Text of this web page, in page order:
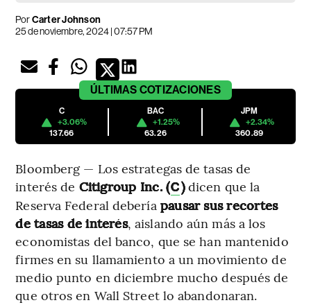
PorCarter Johnson
25 de noviembre, 2024 | 07:57 PM
ÚLTIMAS COTIZACIONES
C
+3.06%
137.66
BAC
+1.25%
63.26
JPM
+2.34%
360.89
Bloomberg — Los estrategas de tasas de
interés de Citigroup Inc. (C)dicen que la
Reserva Federal debería pausar sus recortes
de tasas de interés, aislando aún más a los
economistas del banco, que se han mantenido
firmes en su llamamiento a un movimiento de
medio punto en diciembre mucho después de
que otros en Wall Street lo abandonaran.